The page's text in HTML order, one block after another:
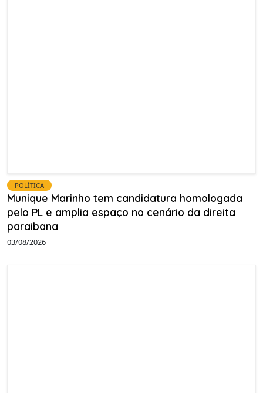
POLÍTICA
Munique Marinho tem candidatura homologada
pelo PL e amplia espaço no cenário da direita
paraibana
03/08/2026